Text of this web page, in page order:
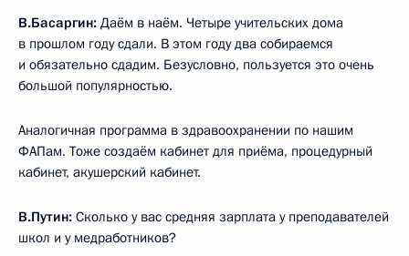
В.Басаргин: Даём в наём. Четыре учительских дома
в прошлом году сдали. В этом году два собираемся
и обязательно сдадим. Безусловно, пользуется это очень
большой популярностью.
Аналогичная программа в здравоохранении по нашим
ФАПам. Тоже создаём кабинет для приёма, процедурный
кабинет, акушерский кабинет.
В.Путин: Сколько у вас средняя зарплата у преподавателей
школ и у медработников?